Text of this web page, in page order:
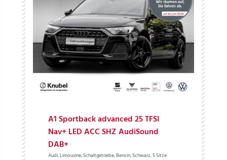
A1 Sportback advanced 25 TFSI
Nav+ LED ACC SHZ AudiSound
DAB+
Audi, Limousine, Schaltgetriebe, Benzin, Schwarz, 5 Sitze